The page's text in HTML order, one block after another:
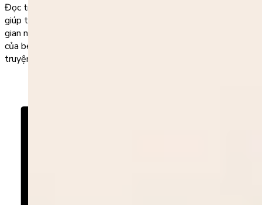
Đọc truyện ngắn tiếng Anh là một cách phổ biến mà hiệu quả
giúp trẻ nâng cao cấp độ trong việc học tiếng Anh trong thời
gian ngắn. Không những từ vựng được mở rộng, mà tốc độ đọc
của bé cũng sẽ nhanh hơn rất nhiều. 1. Tại sao bé nên đọc
truyện ngắn […]